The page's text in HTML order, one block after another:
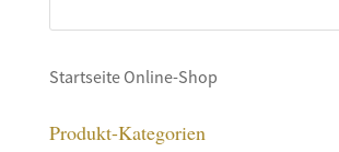
Startseite Online-Shop
Produkt-Kategorien